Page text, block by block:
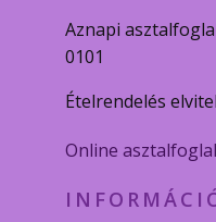
Aznapi
0101
Ételrendelés
Online